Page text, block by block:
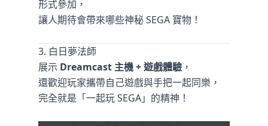
形式參加，
讓人期待會帶來哪些神秘 SEGA 寶物！
3. 白日夢法師
展示 Dreamcast 主機 + 遊戲體驗 ，
還歡迎玩家攜帶自己遊戲與手把一起同樂，
完全就是「一起玩 SEGA」的精神！